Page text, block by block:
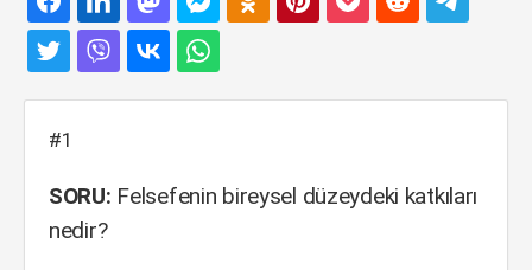
#1
SORU: Felsefenin bireysel düzeydeki katkıları
nedir?